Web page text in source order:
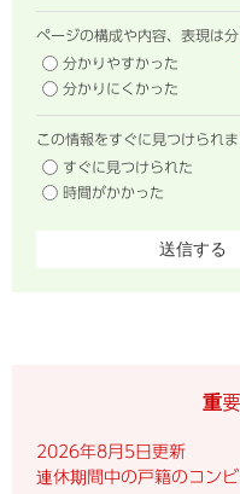
ページの構成や内容、表現は
分かりやすかった
分かりにくかった
この情報をすぐに見つけられま
すぐに見つけられた
時間がかかった
重
2026年8月5日更新
連休期間中の戸籍のコン